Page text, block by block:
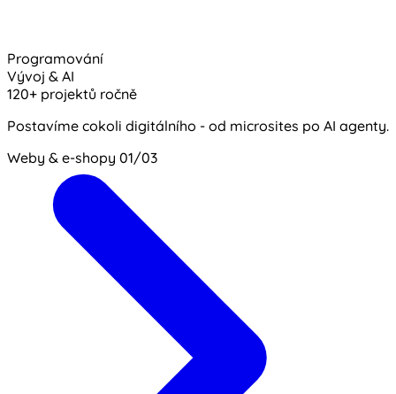
Programování
Vývoj & AI
120+ projektů ročně
Postavíme cokoli digitálního - od microsites po AI agenty.
Weby & e-shopy 01/03